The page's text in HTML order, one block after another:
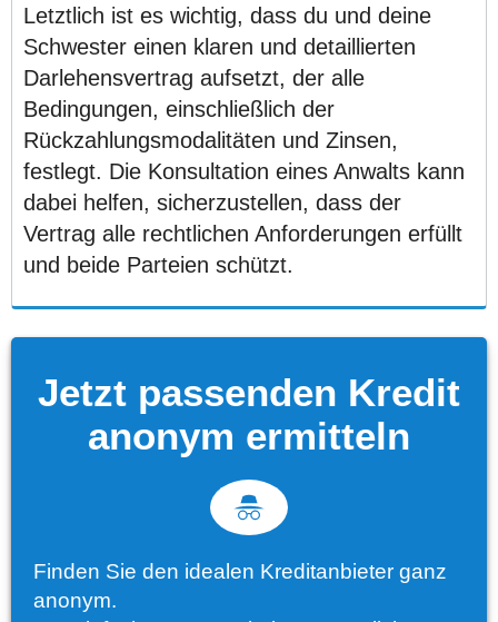
Letztlich ist es wichtig, dass du und deine
Schwester einen klaren und detaillierten
Darlehensvertrag aufsetzt, der alle
Bedingungen, einschließlich der
Rückzahlungsmodalitäten und Zinsen,
festlegt. Die Konsultation eines Anwalts kann
dabei helfen, sicherzustellen, dass der
Vertrag alle rechtlichen Anforderungen erfüllt
und beide Parteien schützt.
Jetzt passenden Kredit
anonym ermitteln
Finden Sie den idealen Kreditanbieter ganz
anonym.